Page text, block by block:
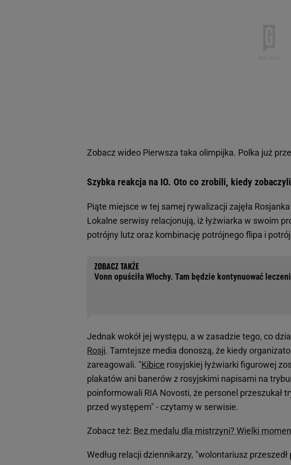
Zobacz wideo Pierwsza taka olimpijka. Polka już
Szybka reakcja na IO. Oto co zrobili, kiedy
Piąte miejsce w tej samej rywalizacji zajęła
Lokalne serwisy relacjonują, iż łyżwiarka w swoim
potrójny lutz oraz kombinację potrójnego flipa i
Vonn opuściła Włochy. Tam będzie kontynuować
Jednak wokół jej występu, a w zasadzie tego, co
Rosji. Tamtejsze media donoszą, że kiedy
zareagowali. "Kibice rosyjskiej łyżwiarki figurowej
plakatów ani banerów z rosyjskimi napisami na
poinformowali RIA Novosti, że personel przeszukał
przed występem" - czytamy w serwisie.
Zobacz też: Bez medalu dla mistrzyni? Wielki
Według relacji dziennikarzy, "wolontariusz